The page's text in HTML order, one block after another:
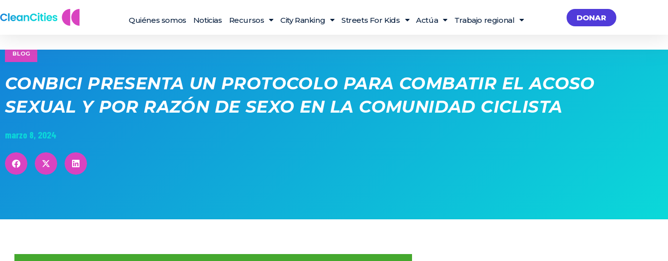
Quiénes somos Noticias Recursos City Ranking Streets For Kids Actúa Trabajo regional DONAR
BLOG
CONBICI PRESENTA UN PROTOCOLO PARA COMBATIR EL ACOSO
SEXUAL Y POR RAZÓN DE SEXO EN LA COMUNIDAD CICLISTA
marzo 8, 2024